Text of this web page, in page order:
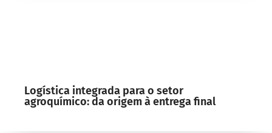
Logística integrada para o setor
agroquímico: da origem à entrega final